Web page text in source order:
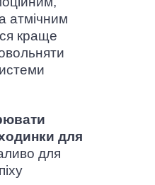
атмічним
краще
для
для